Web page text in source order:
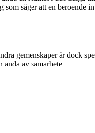
säger att en beroende
gemenskaper är dock
av samarbete.